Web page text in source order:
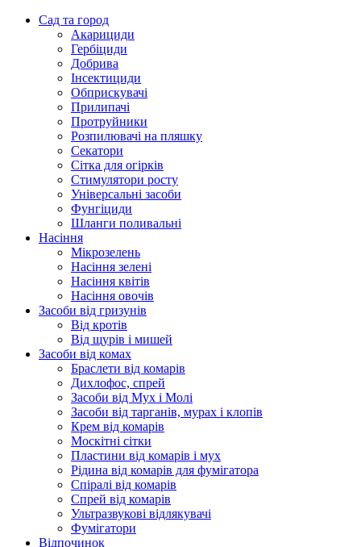
Сад та город
Акарициди
Гербіциди
Добрива
Інсектициди
Обприскувачі
Прилипачі
Протруйники
Розпилювачі на пляшку
Секатори
Сітка для огірків
Стимулятори росту
Універсальні засоби
Фунгіциди
Шланги поливальні
Насіння
Мікрозелень
Насіння зелені
Насіння квітів
Насіння овочів
Засоби від гризунів
Від кротів
Від щурів і мишей
Засоби від комах
Браслети від комарів
Дихлофос, спрей
Засоби від Мух і Молі
Засоби від тарганів, мурах і клопів
Крем від комарів
Москітні сітки
Пластини від комарів і мух
Рідина від комарів для фумігатора
Спіралі від комарів
Спрей від комарів
Ультразвукові відлякувачі
Фумігатори
Відпочинок